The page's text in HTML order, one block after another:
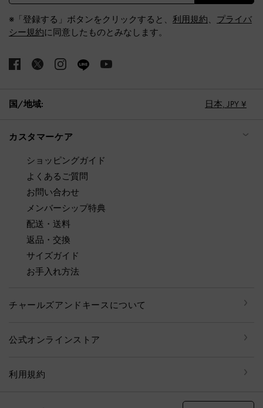
※「登録する」ボタンをクリックすると、 利用規約、 プライバ
シー規約に同意したものとみなします。
国/地域: 日本, JPY ¥
カスタマーケア
ショッピングガイド
よくあるご質問
お問い合わせ
メンバーシップ特典
配送・送料
返品・交換
サイズガイド
お手入れ方法
チャールズアンドキースについて
公式オンラインストア
利用規約